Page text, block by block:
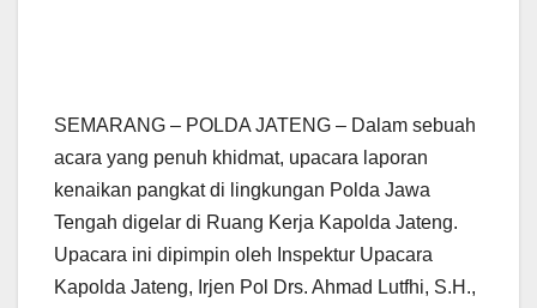
SEMARANG – POLDA JATENG – Dalam sebuah
acara yang penuh khidmat, upacara laporan
kenaikan pangkat di lingkungan Polda Jawa
Tengah digelar di Ruang Kerja Kapolda Jateng.
Upacara ini dipimpin oleh Inspektur Upacara
Kapolda Jateng, Irjen Pol Drs. Ahmad Lutfhi, S.H.,